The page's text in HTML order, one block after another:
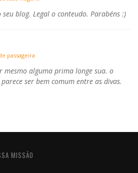
blog. Legal o conteudo. Parabéns :)
passageira
mesmo alguma prima longe sua. o
ser bem comum entre as divas.
MISSÃO